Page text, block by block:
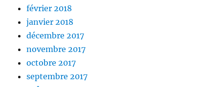
février 2018
janvier 2018
décembre 2017
novembre 2017
octobre 2017
septembre 2017